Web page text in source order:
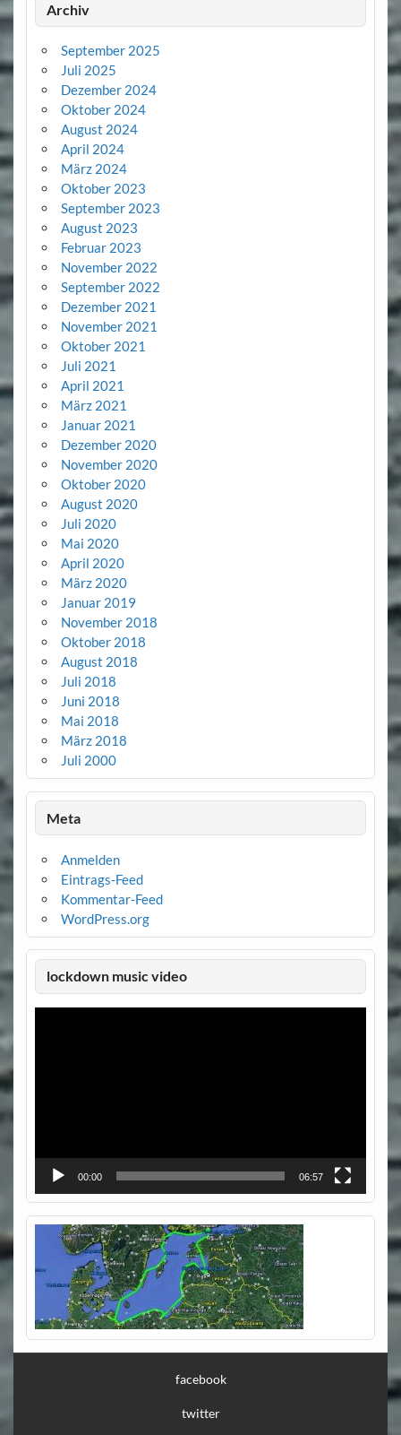
Archiv
September 2025
Juli 2025
Dezember 2024
Oktober 2024
August 2024
April 2024
März 2024
Oktober 2023
September 2023
August 2023
Februar 2023
November 2022
September 2022
Dezember 2021
November 2021
Oktober 2021
Juli 2021
April 2021
März 2021
Januar 2021
Dezember 2020
November 2020
Oktober 2020
August 2020
Juli 2020
Mai 2020
April 2020
März 2020
Januar 2019
November 2018
Oktober 2018
August 2018
Juli 2018
Juni 2018
Mai 2018
März 2018
Juli 2000
Meta
Anmelden
Eintrags-Feed
Kommentar-Feed
WordPress.org
lockdown music video
Video-
00:00 06:57
facebook
twitter